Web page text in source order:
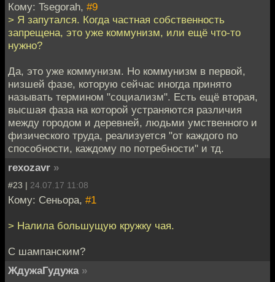
Кому: Tsegorah, #9
> Я запутался. Когда частная собственность
запрещена, это уже коммунизм, или ещё что-то
нужно?
Да, это уже коммунизм. Но коммунизм в первой,
низшей фазе, которую сейчас иногда принято
называть термином "социализм". Есть ещё вторая,
высшая фаза на которой устраняются различия
между городом и деревней, людьми умственного и
физического труда, реализуется "от каждого по
способности, каждому по потребности" и тд.
rexozavr »
#23 | 24.07.17 11:08
Кому: Сеньора, #1
> Налила большущую кружку чая.
С шампанским?
ЖдужаГудужа »